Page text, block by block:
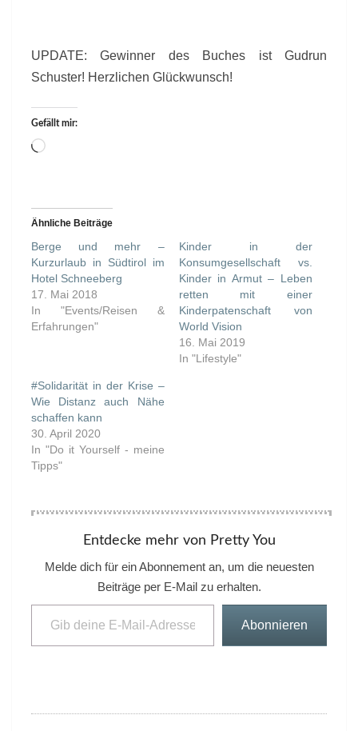
UPDATE: Gewinner des Buches ist Gudrun
Schuster! Herzlichen Glückwunsch!
Gefällt mir:
Wird
Ähnliche Beiträge
Berge und mehr –
Kurzurlaub in Südtirol im
Hotel Schneeberg
17. Mai 2018
In "Events/Reisen &
Erfahrungen"
Kinder in der
Konsumgesellschaft vs.
Kinder in Armut – Leben
retten mit einer
Kinderpatenschaft von
World Vision
16. Mai 2019
In "Lifestyle"
#Solidarität in der Krise –
Wie Distanz auch Nähe
schaffen kann
30. April 2020
In "Do it Yourself - meine
Tipps"
Entdecke mehr von Pretty You
Melde dich für ein Abonnement an, um die neuesten
Beiträge per E-Mail zu erhalten.
Gib deine E-Mail-Adresse ein ...
Abonnieren